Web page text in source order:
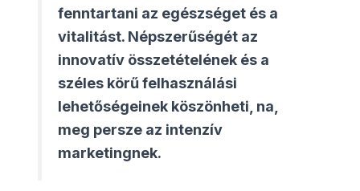
fenntartani az egészséget és a
vitalitást. Népszerűségét az
innovatív összetételének és a
széles körű felhasználási
lehetőségeinek köszönheti, na,
meg persze az intenzív
marketingnek.